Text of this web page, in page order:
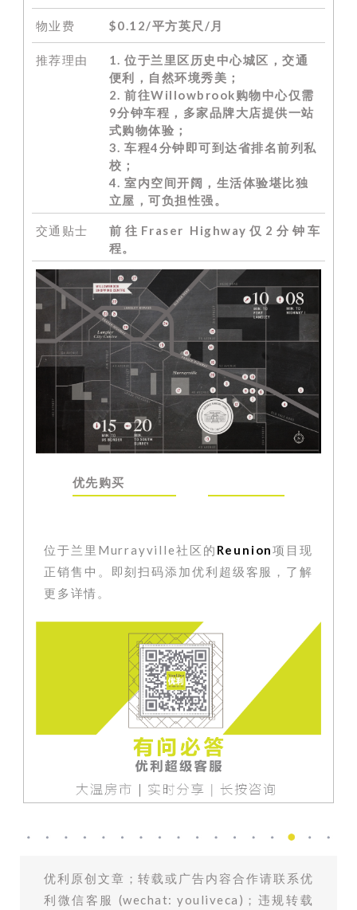
物业费 $0.12/平方英尺/月
推荐理由
1. 位于兰里区历史中心城区，交通
便利，自然环境秀美；
2. 前往Willowbrook购物中心仅需
9分钟车程，多家品牌大店提供一站
式购物体验；
3. 车程4分钟即可到达省排名前列私
校；
4. 室内空间开阔，生活体验堪比独
立屋，可负担性强。
交通贴士
前往Fraser Highway仅2分钟车
程。
优先购买
位于兰里Murrayville社区的 Reunion项目现
正销售中 。即刻扫码添加优利超级客服
，了解
更多详情。
优利原创文章；转载或广告内容合作请联系优
利微信客服 (wechat: youliveca)；违规转载